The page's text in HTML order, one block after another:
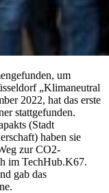
um
„Klimaneutral
2022, hat das erste
stattgefunden.
(Stadt
haben sie
zur CO2-
im TechHub.K67.
gab das